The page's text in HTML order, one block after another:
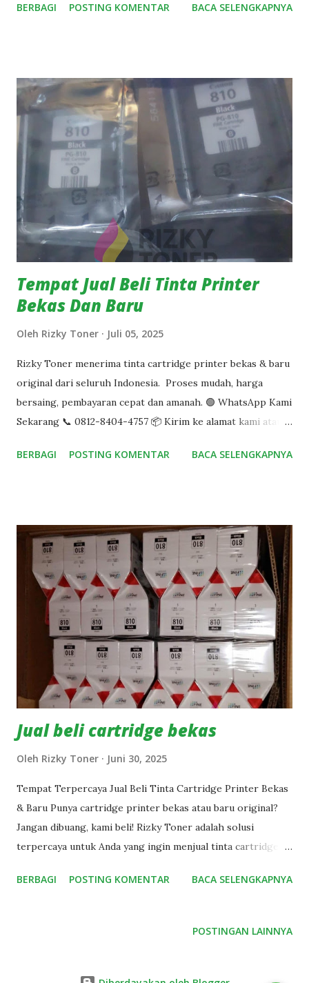
menyalurkannya kembali dengan cara yang menguntungkan.
baik dalam jumlah kecil maupun partai besar. 💡 Mengapa
Anda Harus Menjual ke Rizky Toner? ✔️ Terima Semua
Merek dan Tipe Populer Kami menerima tinta cartridge
bekas dari berbagai merek ternama: HP, Canon, Epson,
Brother, dan lainnya. Baik cartridge inkjet maupun toner
laserjet. ✔️ Proses Mudah & Praktis Anda cukup
menghubungi kami via WhatsApp, kirimkan foto cartridge
Anda, lalu kami akan memberikan estimasi harga dan
panduan pengiriman. ✔️ Pembayaran Langsung Setelah
Dicek Setelah barang diterima dan dicek, ka...
BERBAGI POSTING KOMENTAR BACA SELENGKAPNYA
Tempat Jual Beli Tinta Printer
Bekas Dan Baru
Oleh Rizky Toner Juli 05, 2025
Rizky Toner menerima tinta cartridge printer bekas & baru
original dari seluruh Indonesia. Proses mudah, harga
bersaing, pembayaran cepat dan amanah. 🟢 WhatsApp Kami
Sekarang 📞 0812-8404-4757 📦 Kirim ke alamat kami atau
beli: Canon:810/811. 740/741. 745/746. 88/98. 47/57. 89/99.
bekas & baru original. Kami menerima cartridge dari
perorangan, kantor, toko printer, dan instansi dari seluruh
kota di Indonesia. ✔ Terima cartridge Canon, HP, Epson ✔
Bekas pakai tapi masih original? Kami beli! ✔ Baru tapi tidak
dipakai? Kami juga terima! 🛒 Cara Menjual Cartridge Anda
1. Hubungi kami via WhatsApp (0812 8404 4757) 2. Kirim
foto & jumlah cartridge 3. Kami infokan harga 4. Kirim ke
alamat kami atau ketemuan (COD) 5. Kami transfer setelah
dicek 🕐 Pro...
BERBAGI POSTING KOMENTAR BACA SELENGKAPNYA
Jual beli cartridge bekas
Oleh Rizky Toner Juni 30, 2025
Tempat Terpercaya Jual Beli Tinta Cartridge Printer Bekas
& Baru Punya cartridge printer bekas atau baru original?
Jangan dibuang, kami beli! Rizky Toner adalah solusi
terpercaya untuk Anda yang ingin menjual tinta cartridge
seperti Canon, HP, Epson, dan lainnya. 💡 Mengapa Pilih
BERBAGI POSTING KOMENTAR BACA SELENGKAPNYA
POSTINGAN LAINNYA